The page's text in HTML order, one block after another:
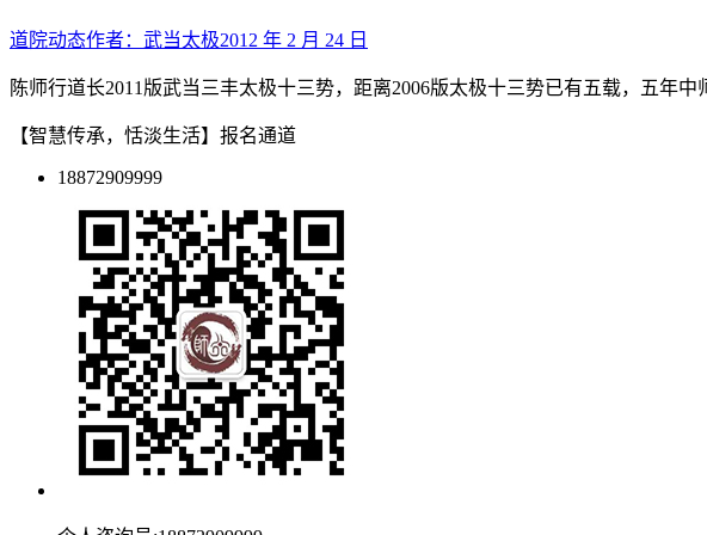
道院动态作者： 武当太极2012 年 2 月 24 日
陈师行道长2011版武当三丰太极十三势，距离2006版太极十三势已有五载，五年
【智慧传承，恬淡生活】报名通道
18872909999